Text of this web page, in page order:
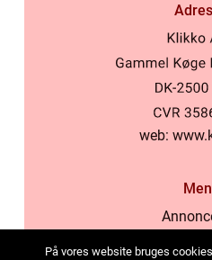
web:
På vores website bruges